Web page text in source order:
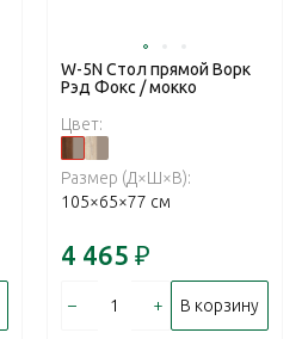
W-5N Стол прямой Ворк
Рэд Фокс / мокко
Цвет:
Размер (Д×Ш×В):
105×65×77 см
4 465 ₽
– + В корзину